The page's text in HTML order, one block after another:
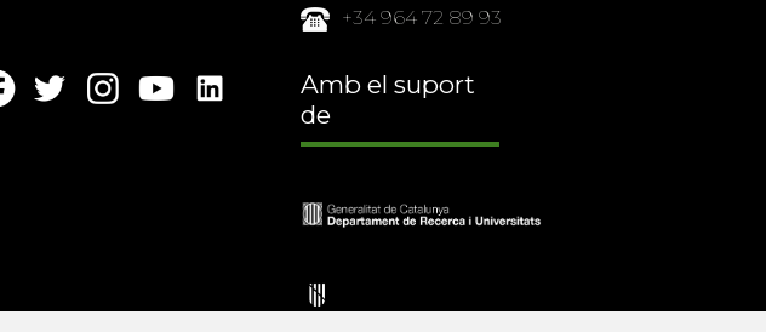
+34 964 72 89 93
Amb el suport
de